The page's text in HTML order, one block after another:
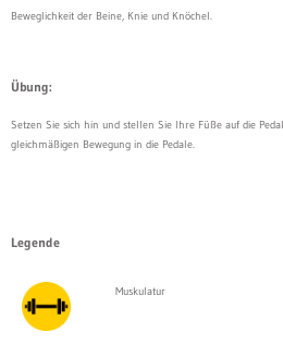
Beweglichkeit der Beine, Knie und Knöchel.
Übung:
Setzen Sie sich hin und stellen Sie Ihre Füße auf die
gleichmäßigen Bewegung in die Pedale.
Legende
Muskulatur